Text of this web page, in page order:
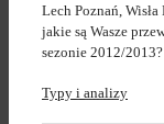
Lech Poznań,
jakie są Wasze
sezonie 2012/
Typy i analizy